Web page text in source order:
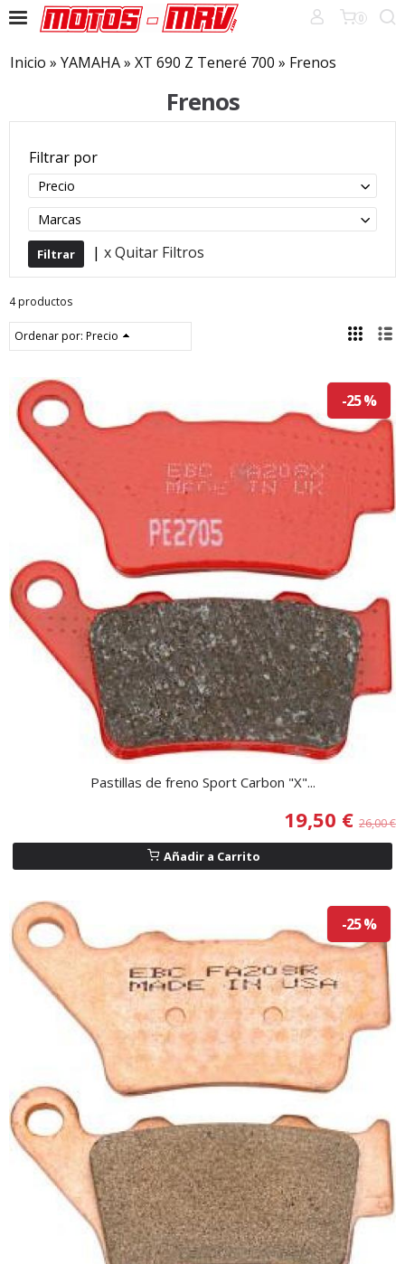
0
Inicio » YAMAHA» XT 690 Z Teneré 700 » Frenos
Frenos
Filtrar por
Precio
Marcas
| x Quitar Filtros
4 productos
Ordenar por: Precio
-25 %
Pastillas de freno Sport Carbon "X"...
19,50 € 26,00 €
Añadir a Carrito
-25 %